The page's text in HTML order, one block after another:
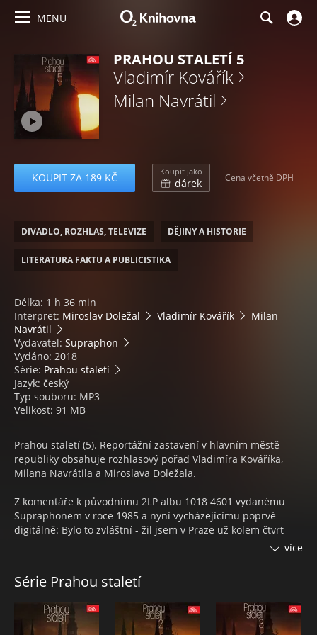
MENU
PRAHOU STALETÍ 5
Vladimír Kovářík
Milan Navrátil
KOUPIT ZA 189 KČ Koupit jako
dárek Cena včetně DPH
DIVADLO, ROZHLAS, TELEVIZE DĚJINY A HISTORIE
LITERATURA FAKTU A PUBLICISTIKA
Délka: 1 h 36 min
Interpret: Miroslav Doležal Vladimír Kovářík
Milan
Navrátil
Vydavatel: Supraphon
Vydáno: 2018
Série: Prahou staletí
Jazyk: český
Typ souboru: MP3
Velikost: 91 MB
Prahou staletí (5). Reportážní zastavení v hlavním městě
republiky obsahuje rozhlasový pořad Vladimíra Kováříka,
Milana Navrátila a Miroslava Doležala.
Z komentáře k původnímu 2LP albu 1018 4601 vydanému
Supraphonem v roce 1985 a nyní vycházejícímu poprvé
digitálně: Bylo to zvláštní - žil jsem v Praze už kolem čtvrt
poslouchal jsem v Hradební ulici u koleje studentů
konzervatoře ladění nástrojů a nekonečná cvičení, i šumění
jezu na Novotného lávce...nabíral jsem pach benzínu na
Národní třídě, se syny, jak mi dorůstali, jsem jezdil na letiště
více
Série Prahou staletí